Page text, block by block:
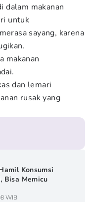
dalam makanan
untuk
sayang, karena
makanan
dan lemari
rusak yang
Konsumsi
Bisa Memicu
WIB